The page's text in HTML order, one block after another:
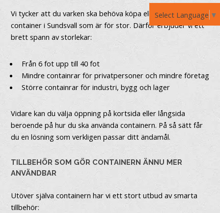
Select Language ▼
Vi tycker att du varken ska behöva köpa eller hyra en
container i Sundsvall som är för stor. Därför erbjuder vi ett
brett spann av storlekar:
Från 6 fot upp till 40 fot
Mindre containrar för privatpersoner och mindre företag
Större containrar för industri, bygg och lager
Vidare kan du välja öppning på kortsida eller långsida
beroende på hur du ska använda containern. På så sätt får
du en lösning som verkligen passar ditt ändamål.
TILLBEHÖR SOM GÖR CONTAINERN ÄNNU MER
ANVÄNDBAR
Utöver själva containern har vi ett stort utbud av smarta
tillbehör: